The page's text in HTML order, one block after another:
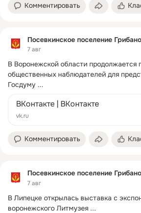
Комментировать
Посевкинское поселение
7 авг
В Воронежской области продолжается
общественных наблюдателей для
Госдуму ...
ВКонтакте | ВКонтакте
vk.ru
Комментировать
Посевкинское поселение
7 авг
В Липецке открылась выставка с
воронежского Литмузея ...